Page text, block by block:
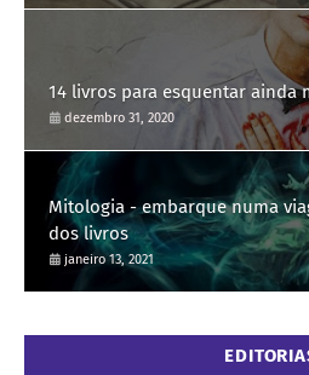
14 livros para esquentar ainda
dezembro 31, 2020
Mitologia - embarque numa
dos livros
janeiro 13, 2021